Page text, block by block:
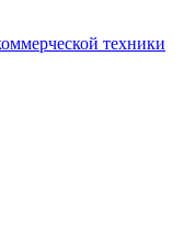
техники